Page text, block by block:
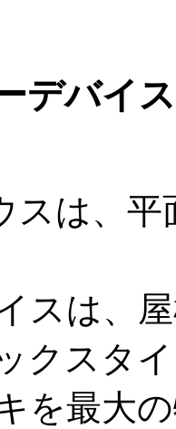
デバイ
スは、
スは、
クスタ
を最大